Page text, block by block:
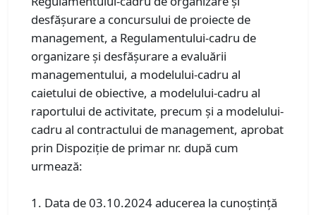
desfăşurare a concursului de proiecte de
management, a Regulamentului-cadru de
organizare şi desfăşurare a evaluării
managementului, a modelului-cadru al
caietului de obiective, a modelului-cadru al
raportului de activitate, precum şi a modelului-
cadru al contractului de management, aprobat
prin Dispoziţie de primar nr. după cum
urmează:
1. Data de 03.10.2024 aducerea la cunoştinţă